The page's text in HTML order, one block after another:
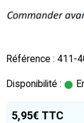
Référence : 411-
Disponibilité :
5,95€ TTC